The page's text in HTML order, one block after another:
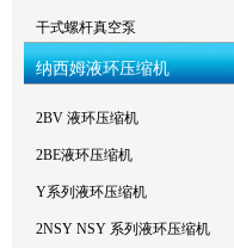
干式螺杆真空泵
纳西姆液环压缩机
2BV 液环压缩机
2BE液环压缩机
Y系列液环压缩机
2NSY NSY 系列液环压缩机